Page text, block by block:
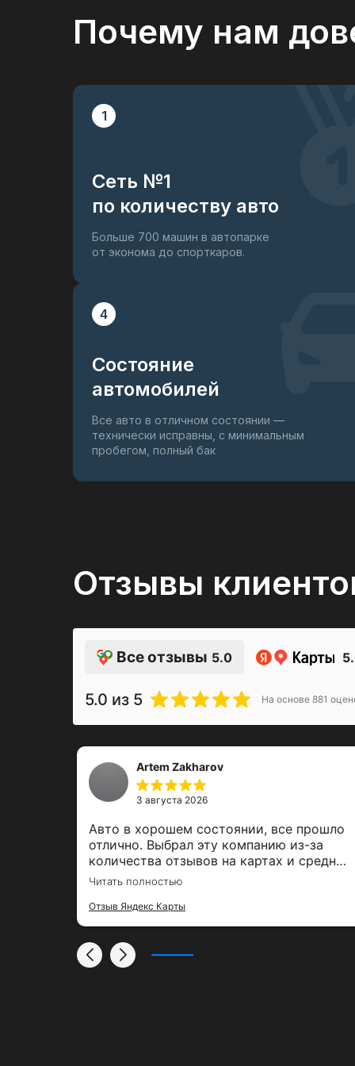
Почему нам
1
Сеть №1
по количеству авто
Больше 700 машин в автопарке
от эконома до спорткаров.
4
Состояние
автомобилей
Все авто в отличном состоянии —
технически исправны, с минимальным
пробегом, полный бак
Отзывы
Все отзывы 5.0
5.0 из 5 На основе 881
Artem Zakharov
3 августа 2026
Авто в хорошем состоянии, все прошло
отлично. Выбрал эту компанию из-за
количества отзывов на картах и средней
оценки. Залог вернули вовремя, спасибо
Читать полностью
Отзыв Яндекс Карты